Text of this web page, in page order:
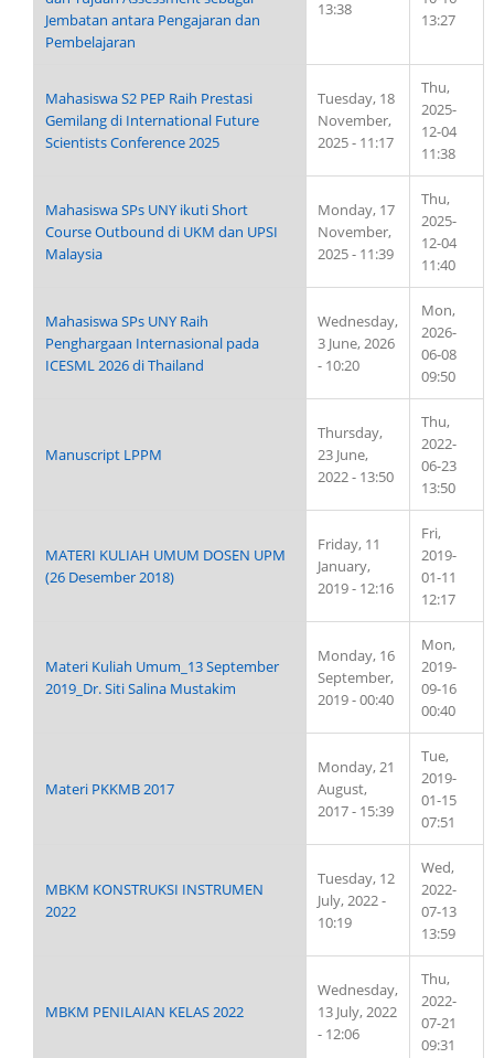
Jembatan antara Pengajaran dan
Pembelajaran
13:38
13:27
Mahasiswa S2 PEP Raih Prestasi
Gemilang di International Future
Scientists Conference 2025
Tuesday, 18
November,
2025 - 11:17
Thu,
2025-
12-04
11:38
Mahasiswa SPs UNY ikuti Short
Course Outbound di UKM dan UPSI
Malaysia
Monday, 17
November,
2025 - 11:39
Thu,
2025-
12-04
11:40
Mahasiswa SPs UNY Raih
Penghargaan Internasional pada
ICESML 2026 di Thailand
Wednesday,
3 June, 2026
- 10:20
Mon,
2026-
06-08
09:50
Manuscript LPPM
Thursday,
23 June,
2022 - 13:50
Thu,
2022-
06-23
13:50
MATERI KULIAH UMUM DOSEN UPM
(26 Desember 2018)
Friday, 11
January,
2019 - 12:16
Fri,
2019-
01-11
12:17
Materi Kuliah Umum_13 September
2019_Dr. Siti Salina Mustakim
Monday, 16
September,
2019 - 00:40
Mon,
2019-
09-16
00:40
Materi PKKMB 2017
Monday, 21
August,
2017 - 15:39
Tue,
2019-
01-15
07:51
MBKM KONSTRUKSI INSTRUMEN
2022
Tuesday, 12
July, 2022 -
10:19
Wed,
2022-
07-13
13:59
MBKM PENILAIAN KELAS 2022
Wednesday,
13 July, 2022
- 12:06
Thu,
2022-
07-21
09:31